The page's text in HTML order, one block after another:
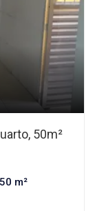
50m²
50 m²